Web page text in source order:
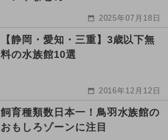
2025年07月18日
【静岡・愛知・三重】3歳以下無
料の水族館10選
2016年12月12日
飼育種類数日本一！鳥羽水族館の
おもしろゾーンに注目